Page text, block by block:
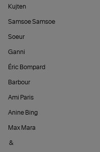
Kujten
Samsoe Samsoe
Soeur
Ganni
Éric Bompard
Barbour
Ami Paris
Anine Bing
Max Mara
&